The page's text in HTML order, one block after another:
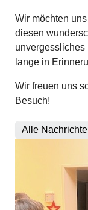
Wir möchten
diesen
unvergessliches
lange in
Wir freuen uns
Besuch!
Alle